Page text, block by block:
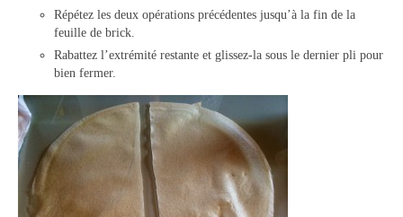
Répétez les deux opérations précédentes jusqu’à la fin de la
feuille de brick.
Rabattez l’extrémité restante et glissez-la sous le dernier pli pour
bien fermer.